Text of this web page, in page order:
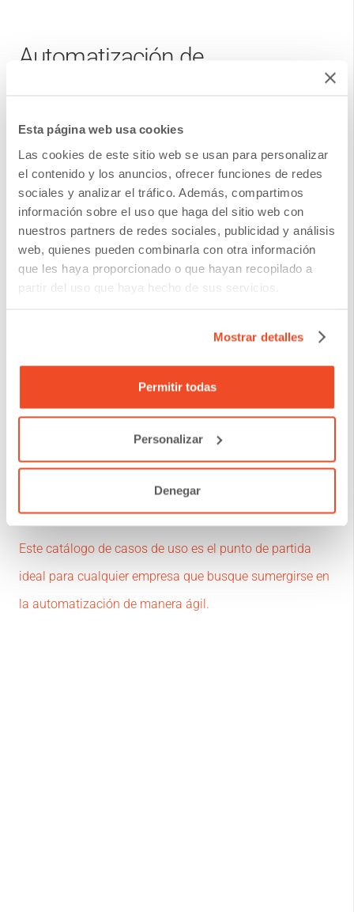
Esta página web usa cookies
Las cookies de este sitio web se usan para personalizar
el contenido y los anuncios, ofrecer funciones de redes
sociales y analizar el tráfico. Además, compartimos
información sobre el uso que haga del sitio web con
nuestros partners de redes sociales, publicidad y análisis
web, quienes pueden combinarla con otra información
que les haya proporcionado o que hayan recopilado a
partir del uso que haya hecho de sus servicios.
Mostrar detalles
Permitir todas
Personalizar
Denegar
Automatización de
con clientes
Con nuestro servicio de Diseño e Implementación de
Automatización de Comunicaciones en DANAconnect,
facilitamos y personalizamos la creación de flujos
automatizados avanzados, adaptados a las demandas
concretas de cada organización y departamento.
abrumadora, y es por eso que nos esforzamos por
simplificar el proceso y hacerlo más accesible.
Catálogo de casos de uso de
Automatizaciones
Explore y escoja su punto de partida
Este catálogo de casos de uso es el punto de partida
ideal para cualquier empresa que busque sumergirse en
la automatización de manera ágil.